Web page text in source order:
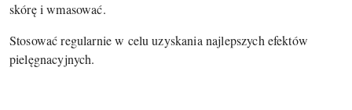
skórę i wmasować.
Stosować regularnie w celu uzyskania najlepszych efektów
pielęgnacyjnych.